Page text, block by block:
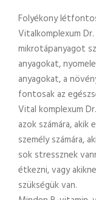
Folyékony
Vitalkomplexum
mikrotápanyagot
anyagokat,
anyagokat, a
fontosak az
Vital komplexum
azok számára,
személy számára,
sok stressznek
étkezni, vagy
szükségük van.